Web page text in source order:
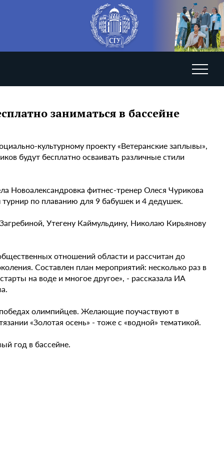
заниматься в бассейне
культурному проекту «Ветеранские заплывы»,
будут бесплатно осваивать различные стили
Новоалександровка фитнес-тренер Олеся Чурикова
по плаванию для 9 бабушек и 4 дедушек.
Утегену Каймульдину, Николаю Кирьянову
отношений области и рассчитан до
Составлен план мероприятий: несколько раз в
на воде и многое другое», - рассказала ИА
олимпийцев. Желающие поучаствуют в
«Золотая осень» - тоже с «водной» тематикой.
год в бассейне.